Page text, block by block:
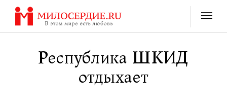
Перейти
содержанию
Республика ШКИД
отдыхает